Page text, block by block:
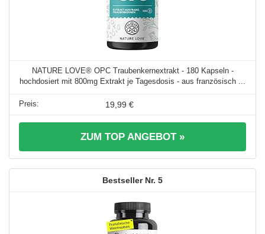
NATURE LOVE® OPC Traubenkernextrakt - 180 Kapseln -
hochdosiert mit 800mg Extrakt je Tagesdosis - aus französisch ...
19,99 €
ZUM TOP ANGEBOT »
5